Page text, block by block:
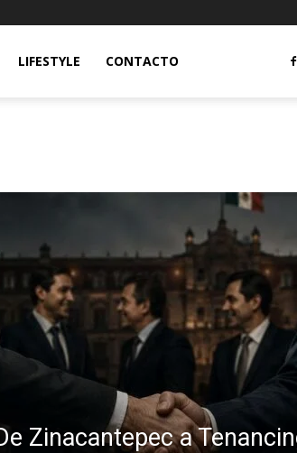
LIFESTYLE CONTACTO
Zinacantepec a